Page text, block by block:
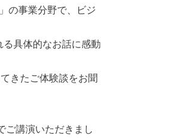
の事業分野で、ビジ
具体的なお話に感動
きたご体験談をお聞
ご講演いただきまし